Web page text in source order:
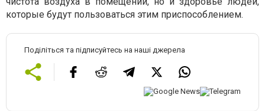
которые будут пользоваться этим приспособлением.
Поділіться та підписуйтесь на наші джерела